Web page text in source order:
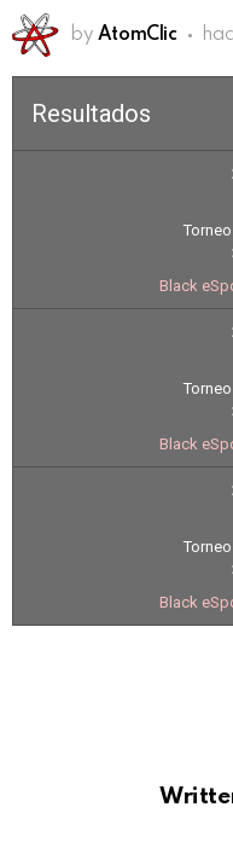
by AtomClic
Resultados
Black
Black
Black